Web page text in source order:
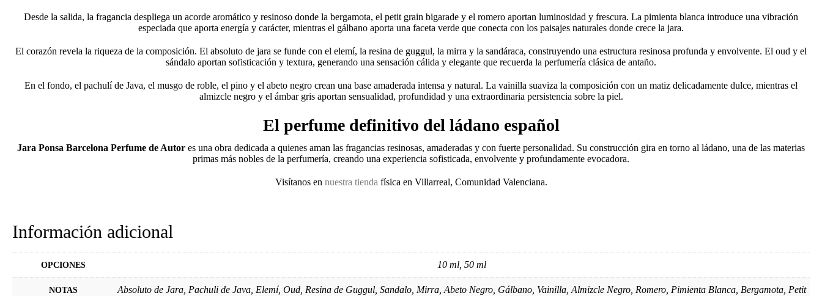
Desde la salida, la fragancia despliega un acorde aromático y resinoso donde la bergamota, el petit grain bigarade y el romero aportan luminosidad y frescura. La pimienta blanca introduce una vibración
especiada que aporta energía y carácter, mientras el gálbano aporta una faceta verde que conecta con los paisajes naturales donde crece la jara.
El corazón revela la riqueza de la composición. El absoluto de jara se funde con el elemí, la resina de guggul, la mirra y la sandáraca, construyendo una estructura resinosa profunda y envolvente. El oud y el
sándalo aportan sofisticación y textura, generando una sensación cálida y elegante que recuerda la perfumería clásica de antaño.
En el fondo, el pachulí de Java, el musgo de roble, el pino y el abeto negro crean una base amaderada intensa y natural. La vainilla suaviza la composición con un matiz delicadamente dulce, mientras el
almizcle negro y el ámbar gris aportan sensualidad, profundidad y una extraordinaria persistencia sobre la piel.
El perfume definitivo del ládano español
Jara Ponsa Barcelona Perfume de Autor es una obra dedicada a quienes aman las fragancias resinosas, amaderadas y con fuerte personalidad. Su construcción gira en torno al ládano, una de las materias
primas más nobles de la perfumería, creando una experiencia sofisticada, envolvente y profundamente evocadora.
Visítanos en nuestra tienda física en Villarreal, Comunidad Valenciana.
Información adicional
OPCIONES 10 ml, 50 ml
NOTAS
Absoluto de Jara, Pachuli de Java, Elemí, Oud, Resina de Guggul, Sandalo, Mirra, Abeto Negro, Gálbano, Vainilla, Almizcle Negro, Romero, Pimienta Blanca, Bergamota, Petit